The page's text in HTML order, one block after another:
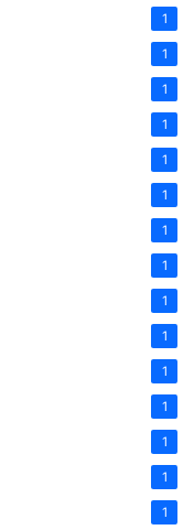
1
1
1
1
1
1
1
1
1
1
1
1
1
1
1